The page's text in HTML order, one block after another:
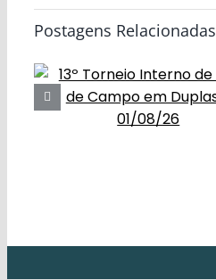
Postagens Relacionadas